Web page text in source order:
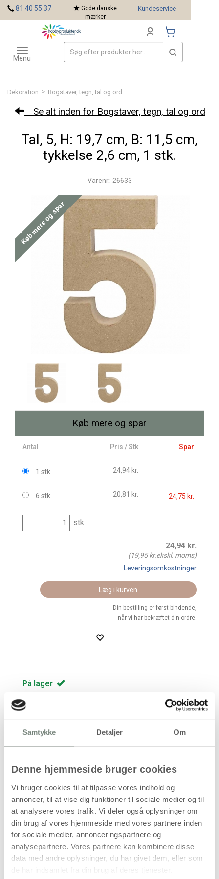
Samtykke Detaljer Om
Denne hjemmeside bruger cookies
Vi bruger cookies til at tilpasse vores indhold og
annoncer, til at vise dig funktioner til sociale medier og til
at analysere vores trafik. Vi deler også oplysninger om
din brug af vores hjemmeside med vores partnere inden
for sociale medier, annonceringspartnere og
analysepartnere. Vores partnere kan kombinere disse
data med andre oplysninger, du har givet dem, eller som
Dekoration > Bogstaver, tegn, tal og ord
Se alt inden for Bogstaver, tegn, tal og ord
Tal, 5, H: 19,7 cm, B: 11,5 cm,
tykkelse 2,6 cm, 1 stk.
Varenr.: 26633
Køb mere og spar
Køb mere og spar
Antal Pris / Stk Spar
1 stk 24,94 kr.
6 stk 20,81 kr. 24,75 kr.
stk
24,94 kr.
(19,95kr.ekskl. moms)
Leveringsomkostninger
Læg i kurven
Din bestilling er først bindende,
når vi har bekræftet din ordre.
På lager
Levering: 1-3 hverdage
Håndlavet tal i papmaché til dekoration og
kreative formål
Dette håndlavede tal i papmaché er udformet som tallet 5
og har en stor og tydelig størrelse, der gør det velegnet til
synlig dekoration og kreative projekter. Overfladen er
ubehandlet og kan anvendes som base for maling,
beklædning eller anden kreativ forarbejdning.
Tallet er let, men formstabilt, og kan anvendes alene eller
kombineres med andre tal i hobbyprojekter, undervisning,
81 40 55 37
Gode danske
mærker
Kundeservice
Toggle
navigation
Menu
Mærker